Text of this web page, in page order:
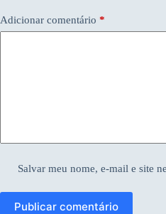
Adicionar comentário *
Salvar meu nome, e-mail e site
Publicar comentário